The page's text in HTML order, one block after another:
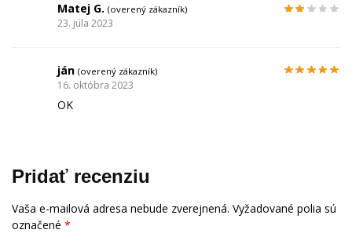
Matej G. (overený zákazník)
23. júla 2023
ján (overený zákazník)
16. októbra 2023
OK
Pridať recenziu
Vaša e-mailová adresa nebude zverejnená. Vyžadované polia sú
označené *